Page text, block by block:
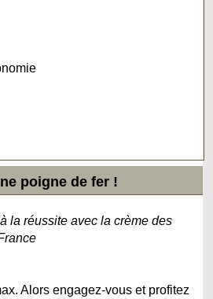
poigne de fer !
la réussite avec la crème des
Alors engagez-vous et profitez